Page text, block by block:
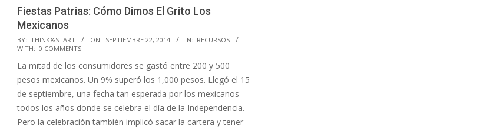
Fiestas Patrias: Cómo Dimos El Grito Los
Mexicanos
2014-
09-
22
BY: THINK&START ON: SEPTIEMBRE 22, 2014 IN: RECURSOS
WITH: 0 COMMENTS
La mitad de los consumidores se gastó entre 200 y 500
pesos mexicanos. Un 9% superó los 1,000 pesos. Llegó el 15
de septiembre, una fecha tan esperada por los mexicanos
todos los años donde se celebra el día de la Independencia.
Pero la celebración también implicó sacar la cartera y tener